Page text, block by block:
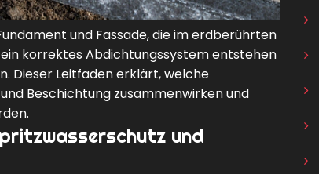
und Fassade, die im erdberührten
korrektes Abdichtungssystem entstehen
Dieser Leitfaden erklärt, welche
Beschichtung zusammenwirken und
und